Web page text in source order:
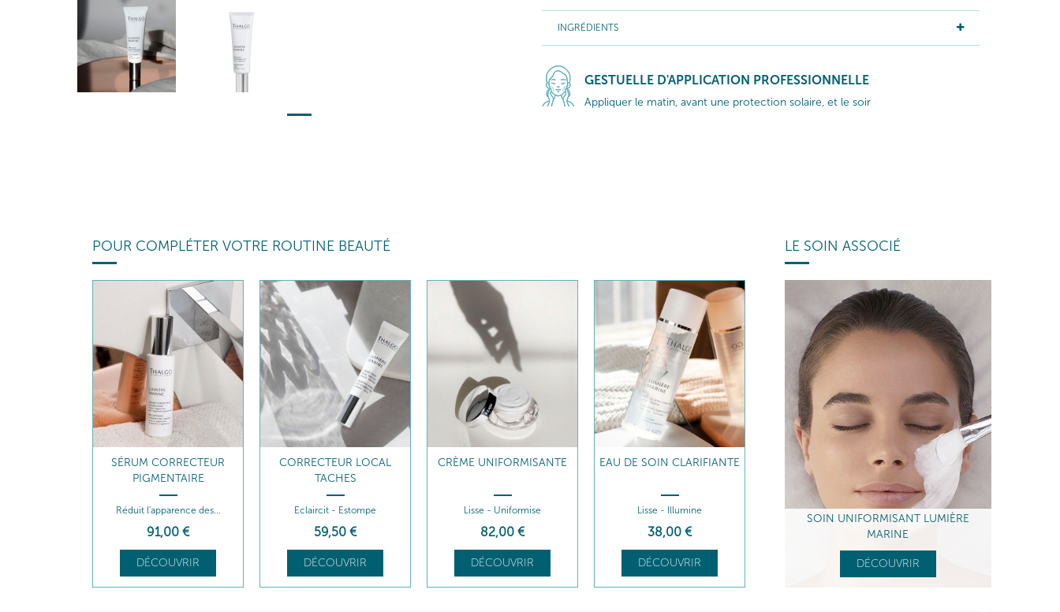
INGRÉDIENTS
GESTUELLE D'APPLICATION PROFESSIONNELLE
Appliquer le matin, avant une protection solaire, et le soir
POUR COMPLÉTER VOTRE ROUTINE BEAUTÉ
SÉRUM CORRECTEUR
PIGMENTAIRE
Réduit l'apparence des...
91,00 €
DÉCOUVRIR
CORRECTEUR LOCAL
TACHES
Eclaircit - Estompe
59,50 €
DÉCOUVRIR
CRÈME UNIFORMISANTE
Lisse - Uniformise
82,00 €
DÉCOUVRIR
EAU DE SOIN CLARIFIANTE
Lisse - Illumine
38,00 €
DÉCOUVRIR
LE SOIN ASSOCIÉ
SOIN UNIFORMISANT LUMIÈRE
MARINE
DÉCOUVRIR